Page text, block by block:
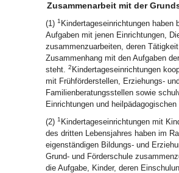
Zusammenarbeit mit der
(1) 1 Kindertageseinrichtungen haben
Aufgaben mit jenen Einrichtungen,
zusammenzuarbeiten, deren
Zusammenhang mit den Aufgaben
steht. 2 Kindertageseinrichtungen
mit Frühförderstellen, Erziehungs- und
Familienberatungsstellen sowie
Einrichtungen und
(2) 1 Kindertageseinrichtungen mit
des dritten Lebensjahres haben im
eigenständigen Bildungs- und
Grund- und Förderschule
die Aufgabe, Kinder, deren